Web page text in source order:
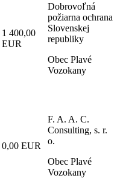
1 400,00
EUR
Dobrovoľná
požiarna ochrana
Slovenskej
republiky
Obec Plavé
Vozokany
0,00 EUR
F. A. A. C.
Consulting, s. r.
o.
Obec Plavé
Vozokany